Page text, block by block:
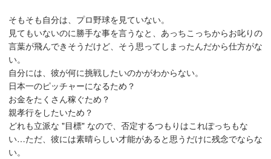
そもそも自分は、プロ野球を見ていない。
見てもいないのに勝手な事を言うなと、あっちこっちからお叱りの
言葉が飛んできそうだけど、そう思ってしまったんだから仕方がな
い。
自分には、彼が何に挑戦したいのかがわからない。
日本一のピッチャーになるため？
お金をたくさん稼ぐため？
親孝行をしたいため？
どれも立派な "目標" なので、否定するつもりはこれぽっちもな
い…ただ、彼には素晴らしい才能があると思うだけに残念でならな
い。